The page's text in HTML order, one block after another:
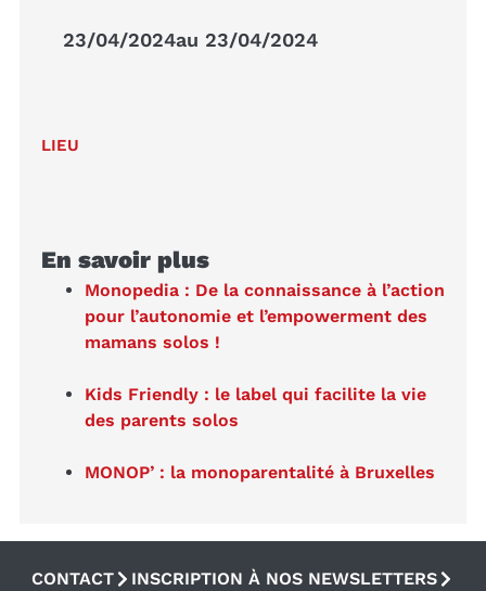
23/04/2024au 23/04/2024
LIEU
En savoir plus
Monopedia : De la connaissance à l’action
pour l’autonomie et l’empowerment des
mamans solos !
Kids Friendly : le label qui facilite la vie
des parents solos
MONOP’ : la monoparentalité à Bruxelles
CONTACT INSCRIPTION À NOS NEWSLETTERS